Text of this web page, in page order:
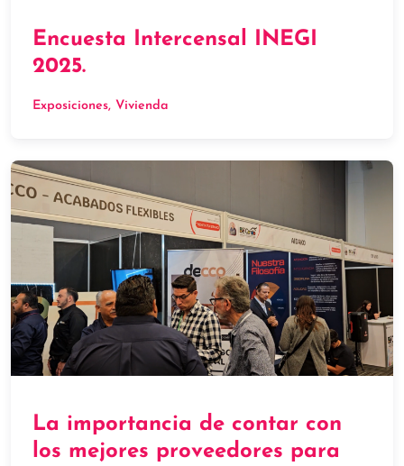
Encuesta Intercensal INEGI
2025.
Exposiciones, Vivienda
La importancia de contar con
los mejores proveedores para